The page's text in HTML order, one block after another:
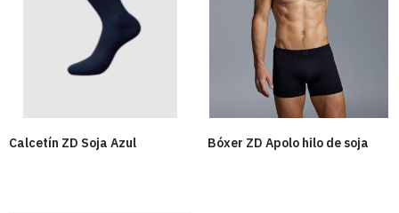
Calcetín ZD Soja Azul Bóxer ZD Apolo hilo de soja